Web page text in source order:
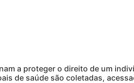
a proteger o direito de um
de saúde são coletadas,